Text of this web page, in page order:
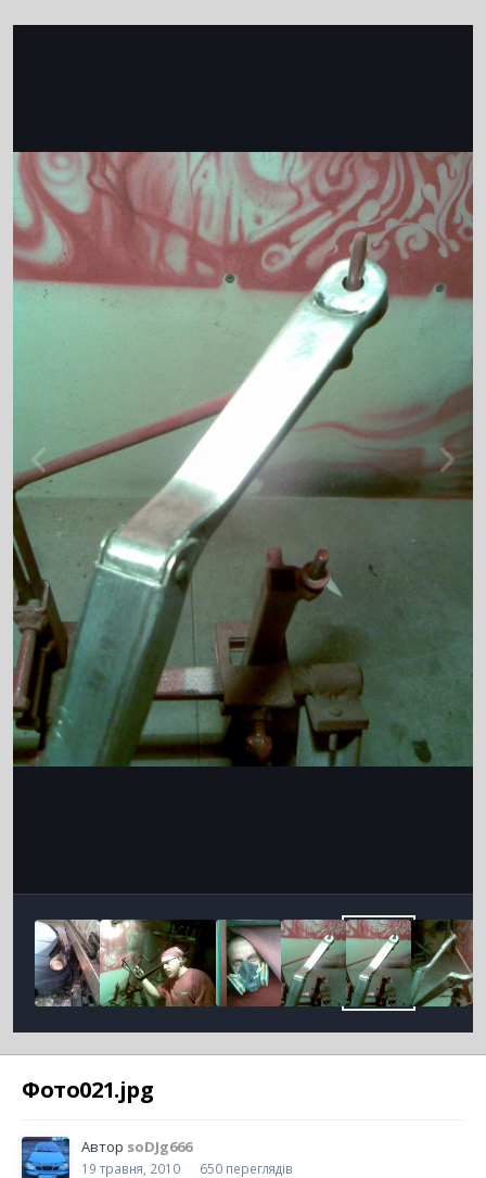
Фото021.jpg
Автор soDJg666
19 травня, 2010
650 переглядів